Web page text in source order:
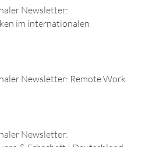
Newsletter:
im internationalen
Newsletter: Remote Work
Newsletter: